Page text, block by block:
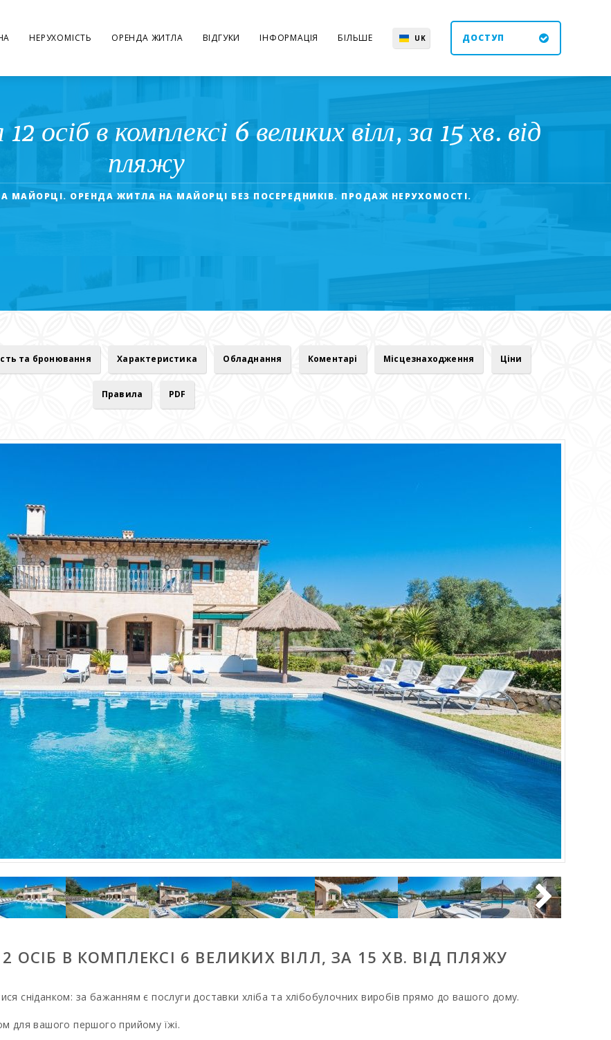
НЕРУХОМІСТЬ ОРЕНДА ЖИТЛА ВІДГУКИ ІНФОРМАЦІЯ БІЛЬШЕ UK ДОСТУП
осіб в комплексі 6 великих вілл, за 15 хв. від
пляжу
МАЙОРЦІ. ОРЕНДА ЖИТЛА НА МАЙОРЦІ БЕЗ ПОСЕРЕДНИКІВ. ПРОДАЖ НЕРУХОМОСТІ.
та бронювання Характеристика Обладнання Коментарі Місцезнаходження Ціни
Правила PDF
В КОМПЛЕКСІ 6 ВЕЛИКИХ ВІЛЛ, ЗА 15 ХВ. ВІД ПЛЯЖУ
сніданком: за бажанням є послуги доставки хліба та хлібобулочних виробів прямо до вашого дому.
для вашого першого прийому їжі.